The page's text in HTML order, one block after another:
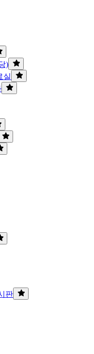
)
실
판